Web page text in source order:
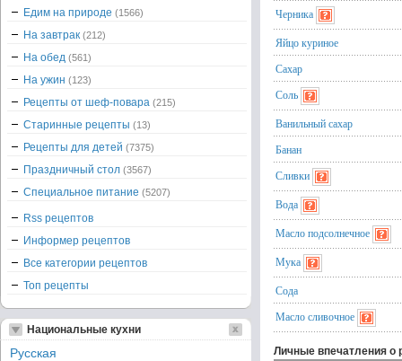
Черника
Яйцо куриное
Сахар
Соль
Ванильный сахар
Банан
Сливки
Вода
Масло подсолнечное
Мука
Сода
Масло сливочное
Личные впечатления о
Едим на природе (1566)
На завтрак (212)
На обед (561)
На ужин (123)
Рецепты от шеф-повара (215)
Старинные рецепты (13)
Рецепты для детей (7375)
Праздничный стол (3567)
Специальное питание (5207)
Rss рецептов
Информер рецептов
Все категории рецептов
Топ рецепты
Национальные кухни
Русская